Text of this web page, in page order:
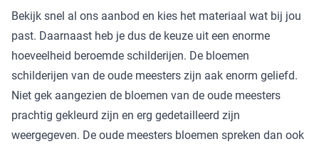
Bekijk snel al ons aanbod en kies het materiaal wat bij jou
past. Daarnaast heb je dus de keuze uit een enorme
hoeveelheid beroemde schilderijen. De bloemen
schilderijen van de oude meesters zijn aak enorm geliefd.
Niet gek aangezien de bloemen van de oude meesters
prachtig gekleurd zijn en erg gedetailleerd zijn
weergegeven. De oude meesters bloemen spreken dan ook